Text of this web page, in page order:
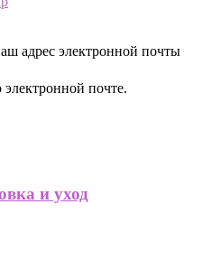
адрес электронной почты
почте.
и уход